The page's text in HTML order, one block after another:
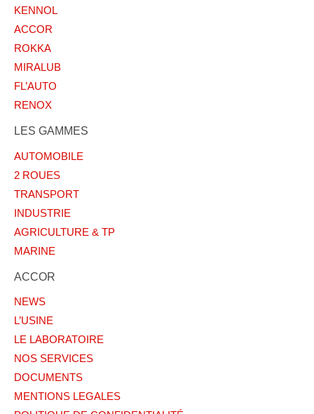
KENNOL
ACCOR
ROKKA
MIRALUB
FL’AUTO
RENOX
LES GAMMES
AUTOMOBILE
2 ROUES
TRANSPORT
INDUSTRIE
AGRICULTURE & TP
MARINE
ACCOR
NEWS
L’USINE
LE LABORATOIRE
NOS SERVICES
DOCUMENTS
MENTIONS LEGALES